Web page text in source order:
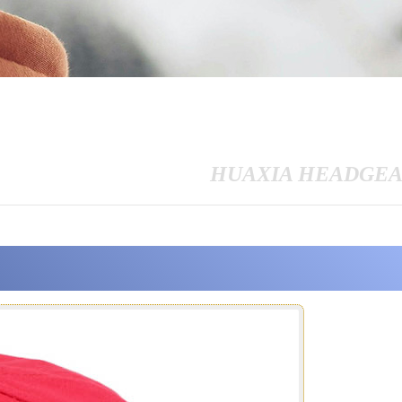
HUAXIA